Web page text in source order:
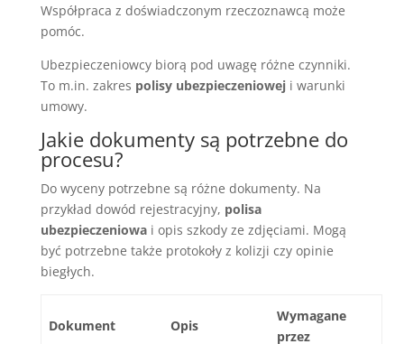
Współpraca z doświadczonym rzeczoznawcą może
pomóc.
Ubezpieczeniowcy biorą pod uwagę różne czynniki.
To m.in. zakres polisy ubezpieczenioweji warunki
umowy.
Jakie dokumenty są potrzebne do
procesu?
Do wyceny potrzebne są różne dokumenty. Na
przykład dowód rejestracyjny, polisa
ubezpieczeniowai opis szkody ze zdjęciami. Mogą
być potrzebne także protokoły z kolizji czy opinie
biegłych.
Dokument Opis
Wymagane
przez